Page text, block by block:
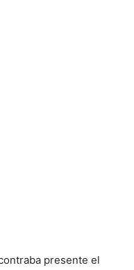
presente el